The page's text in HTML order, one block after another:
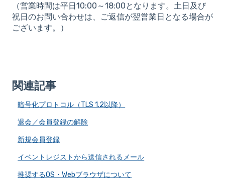
（営業時間は平日10:00～18:00となります。土日及び
祝日のお問い合わせは、ご返信が翌営業日となる場合が
ございます。）
関連記事
暗号化プロトコル（TLS 1.2以降）
退会／会員登録の解除
新規会員登録
イベントレジストから送信されるメール
推奨するOS・Webブラウザについて